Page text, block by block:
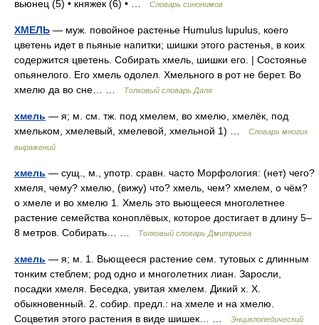
вьюнец (5) • княжек (6) • …
Словарь синонимов
ХМЕЛЬ — муж. повойное растенье Humulus lupulus, коего
цветень идет в пьяные напитки; шишки этого растенья, в коих
содержится цветень. Собирать хмель, шишки его. | Состоянье
опьянелого. Его хмель одолел. Хмельного в рот не берет. Во
хмелю да во сне… …
Толковый словарь Даля
хмель — я; м. см. тж. под хмелем, во хмелю, хмелёк, под
хмельком, хмелевый, хмелевой, хмельной 1) …
Словарь многих
выражений
хмель — сущ., м., употр. сравн. часто Морфология: (нет) чего?
хмеля, чему? хмелю, (вижу) что? хмель, чем? хмелем, о чём?
о хмеле и во хмелю 1. Хмель это вьющееся многолетнее
растение семейства коноплёвых, которое достигает в длину 5–
8 метров. Собирать… …
Толковый словарь Дмитриева
хмель — я; м. 1. Вьющееся растение сем. тутовых с длинным
тонким стеблем; род одно и многолетних лиан. Заросли,
посадки хмеля. Беседка, увитая хмелем. Дикий х. Х.
обыкновенный. 2. собир. предл.: на хмеле и на хмелю.
Соцветия этого растения в виде шишек… …
Энциклопедический